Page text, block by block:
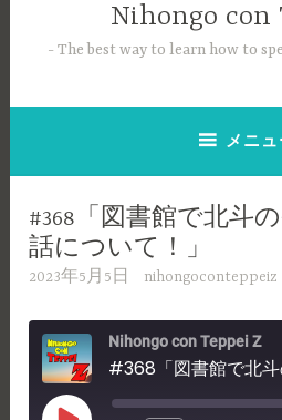
Nihongo con
The best way to learn how to
メニ
#368「図書館で北斗
話について！」
2023年5月5日 nihongoconteppeiz
Nihongo con Teppei Z